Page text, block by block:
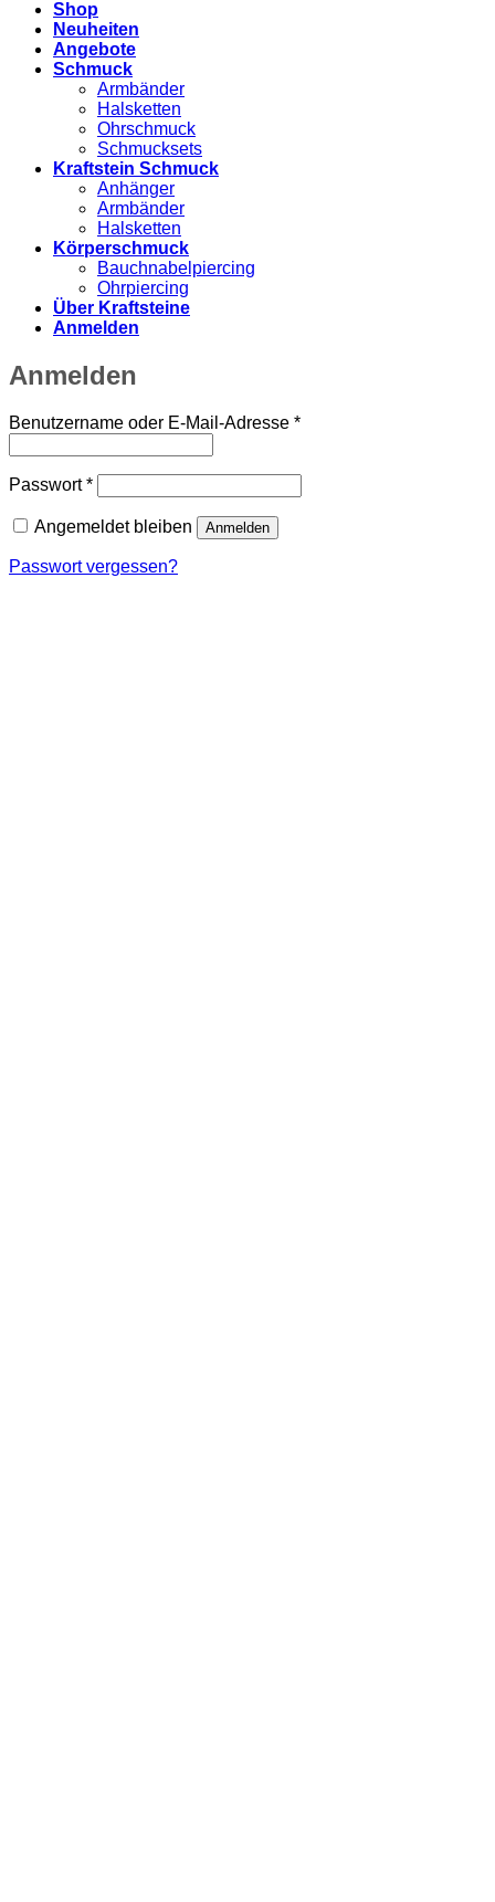
Shop
Neuheiten
Angebote
Schmuck
Armbänder
Halsketten
Ohrschmuck
Schmucksets
Kraftstein Schmuck
Anhänger
Armbänder
Halsketten
Körperschmuck
Bauchnabelpiercing
Ohrpiercing
Über Kraftsteine
Anmelden
Anmelden
Benutzername oder E-Mail-Adresse *Erforderlich
Passwort*Erforderlich
Angemeldet bleiben Anmelden
Passwort vergessen?